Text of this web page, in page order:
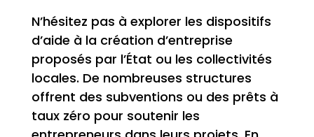
N’hésitez pas à explorer les dispositifs
d’aide à la création d’entreprise
proposés par l’État ou les collectivités
locales. De nombreuses structures
offrent des subventions ou des prêts à
taux zéro pour soutenir les